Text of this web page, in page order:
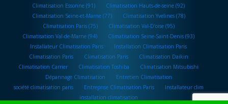
Climatisation Essonne (91)
Climatisation Hauts-de-seine (92)
Climatisation Seine-et-Marne (77)
Climatisation Yvelines (78)
Climatisation Paris (75)
Climatisation Val-D’oise (95)
Climatisation Val-de-Marne (94)
Climatisation Seine-Saint-Denis (93)
Installateur Climatisation Paris
Installation Climatisation Paris
Climatisation Paris
Climatisation Paris
Climatisation Daikin
Climatisation Carrier
Climatisation Toshiba
Climatisation Mitsubishi
Dépannage Climatisation
Entretien Climatisation
société climatisation paris
Entreprise Climatisation Paris
Installateur clim
installation climatisation